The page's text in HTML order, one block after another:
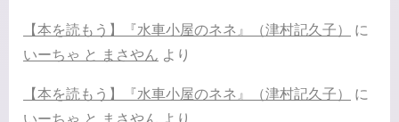
【本を読もう】『水車小屋のネネ』（津村記久子）
に
いーちゃ と まさやん より
【本を読もう】『水車小屋のネネ』（津村記久子）
に